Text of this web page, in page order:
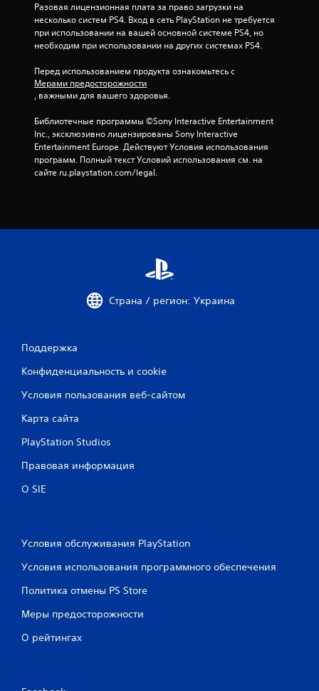
Разовая лицензионная плата за право загрузки на
несколько систем PS4. Вход в сеть PlayStation не требуется
при использовании на вашей основной системе PS4, но
необходим при использовании на других системах PS4.
Перед использованием продукта ознакомьтесь с
Мерами предосторожности
, важными для вашего здоровья.
Библиотечные программы ©Sony Interactive Entertainment
Inc., эксклюзивно лицензированы Sony Interactive
Entertainment Europe. Действуют Условия использования
программ. Полный текст Условий использования см. на
сайте ru.playstation.com/legal.
Страна / регион: Украина
Поддержка
Конфиденциальность и cookie
Условия пользования веб-сайтом
Карта сайта
PlayStation Studios
Правовая информация
О SIE
Условия обслуживания PlayStation
Условия использования программного обеспечения
Политика отмены PS Store
Меры предосторожности
О рейтингах